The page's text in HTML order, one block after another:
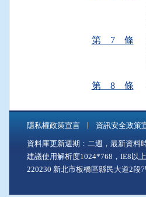
第 7 條
第 8 條
隱私權政策宣言 資訊安全政策
資料庫更新週期：二週，最新資料
建議使用解析度1024*768，IE8以
220230 新北市板橋區縣民大道2